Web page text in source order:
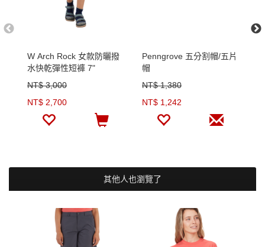
W Arch Rock 女款防曬撥
水快乾彈性短褲 7"
NT$ 3,000
NT$ 2,700
Penngrove 五分割帽/五片
帽
NT$ 1,380
NT$ 1,242
其他人也瀏覽了